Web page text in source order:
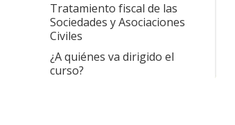
Tratamiento fiscal de las
Sociedades y Asociaciones
Civiles
¿A quiénes va dirigido el
curso?